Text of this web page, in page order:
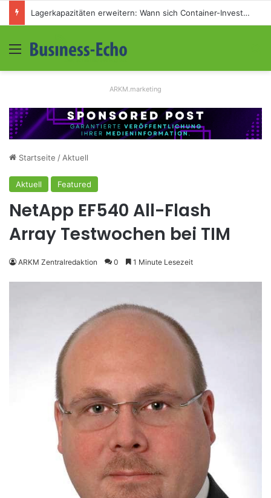
Veranstaltungssicherheit im Mittelstand: Absperrkonzepte für temporäre Außengelände
Menü
ARKM.marketing
Startseite / Aktuell
Aktuell Featured
NetApp EF540 All-Flash
Array Testwochen bei TIM
ARKM Zentralredaktion 0 1 Minute Lesezeit